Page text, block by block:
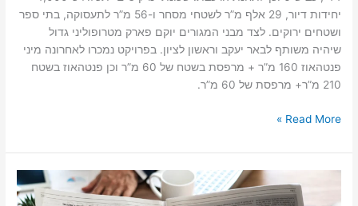
יחידות דיור, 29 אלף מ”ר לשטחי מסחר ו-56 מ”ר לתעסוקה, בתי ספר
ושטחים ירוקים. לצד מבני המגורים יוקם פארק מטרופוליני גדול
שיהיה משותף לבאר יעקב וראשון לציון. בפרויקט נמכרו לאחרונה מיני
פנטהאוז 160 מ”ר + מרפסת בשטח של 60 מ”ר וכן פנטהאוז בשטח
210 מ”ר+ מרפסת של 60 מ”ר.
Read More »